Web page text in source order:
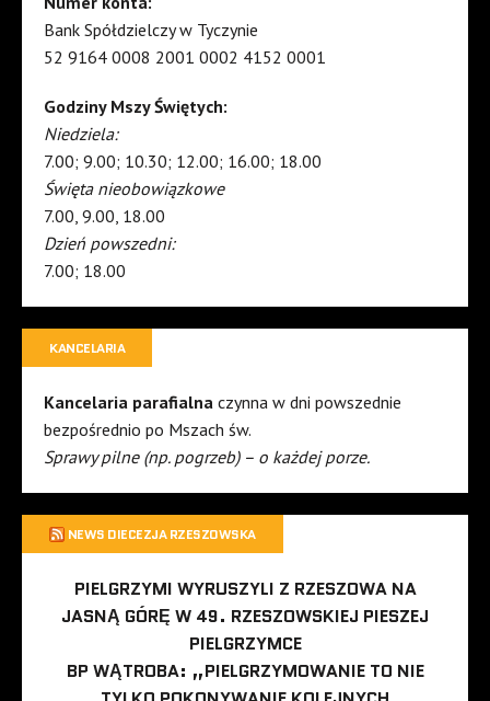
Bank Spółdzielczy w Tyczynie
52 9164 0008 2001 0002 4152 0001
Godziny Mszy Świętych:
Niedziela:
7.00; 9.00; 10.30; 12.00; 16.00; 18.00
Święta nieobowiązkowe
7.00, 9.00, 18.00
Dzień powszedni:
7.00; 18.00
KANCELARIA
Kancelaria parafialna czynna w dni powszednie
bezpośrednio po Mszach św.
Sprawy pilne (np. pogrzeb) – o każdej porze.
NEWS DIECEZJA RZESZOWSKA
PIELGRZYMI WYRUSZYLI Z RZESZOWA NA
JASNĄ GÓRĘ W 49. RZESZOWSKIEJ PIESZEJ
PIELGRZYMCE
BP WĄTROBA: „PIELGRZYMOWANIE TO NIE